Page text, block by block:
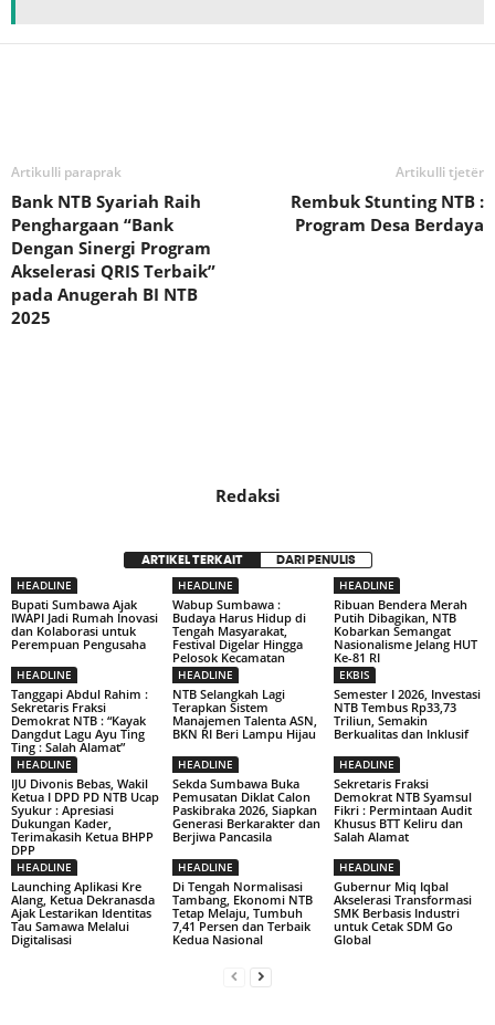
Artikulli paraprak
Bank NTB Syariah Raih
Penghargaan “Bank
Dengan Sinergi Program
Akselerasi QRIS Terbaik”
pada Anugerah BI NTB
2025
Artikulli tjetër
Rembuk Stunting NTB :
Program Desa Berdaya
Redaksi
ARTIKEL TERKAIT DARI PENULIS
HEADLINE
Bupati Sumbawa Ajak
IWAPI Jadi Rumah Inovasi
dan Kolaborasi untuk
Perempuan Pengusaha
HEADLINE
Wabup Sumbawa :
Budaya Harus Hidup di
Tengah Masyarakat,
Festival Digelar Hingga
Pelosok Kecamatan
HEADLINE
Ribuan Bendera Merah
Putih Dibagikan, NTB
Kobarkan Semangat
Nasionalisme Jelang HUT
Ke-81 RI
HEADLINE
Tanggapi Abdul Rahim :
Sekretaris Fraksi
Demokrat NTB : “Kayak
Dangdut Lagu Ayu Ting
Ting : Salah Alamat”
HEADLINE
NTB Selangkah Lagi
Terapkan Sistem
Manajemen Talenta ASN,
BKN RI Beri Lampu Hijau
EKBIS
Semester I 2026, Investasi
NTB Tembus Rp33,73
Triliun, Semakin
Berkualitas dan Inklusif
HEADLINE
IJU Divonis Bebas, Wakil
Ketua I DPD PD NTB Ucap
Syukur : Apresiasi
Dukungan Kader,
Terimakasih Ketua BHPP
DPP
HEADLINE
Sekda Sumbawa Buka
Pemusatan Diklat Calon
Paskibraka 2026, Siapkan
Generasi Berkarakter dan
Berjiwa Pancasila
HEADLINE
Sekretaris Fraksi
Demokrat NTB Syamsul
Fikri : Permintaan Audit
Khusus BTT Keliru dan
Salah Alamat
HEADLINE
Launching Aplikasi Kre
Alang, Ketua Dekranasda
Ajak Lestarikan Identitas
Tau Samawa Melalui
Digitalisasi
HEADLINE
Di Tengah Normalisasi
Tambang, Ekonomi NTB
Tetap Melaju, Tumbuh
7,41 Persen dan Terbaik
Kedua Nasional
HEADLINE
Gubernur Miq Iqbal
Akselerasi Transformasi
SMK Berbasis Industri
untuk Cetak SDM Go
Global